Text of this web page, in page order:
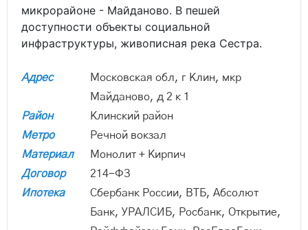
микрорайоне - Майданово. В пешей
доступности объекты социальной
инфраструктуры, живописная река Сестра.
Адрес
Московская обл, г Клин, мкр
Майданово, д 2 к 1
Район
Клинский район
Метро
Речной вокзал
Материал
Монолит + Кирпич
Договор
214-ФЗ
Ипотека
Сбербанк России, ВТБ, Абсолют
Банк, УРАЛСИБ, Росбанк, Открытие,